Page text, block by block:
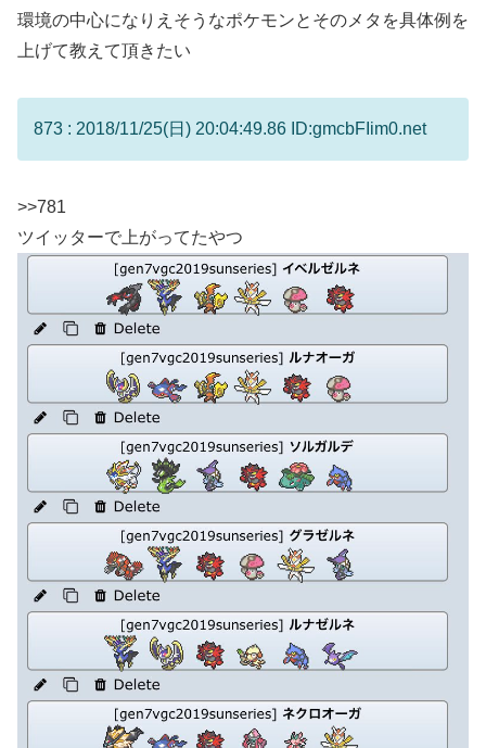
環境の中心になりえそうなポケモンとそのメタを具体例を
上げて教えて頂きたい
873 : 2018/11/25(日) 20:04:49.86 ID:gmcbFIim0.net
>>781
ツイッターで上がってたやつ